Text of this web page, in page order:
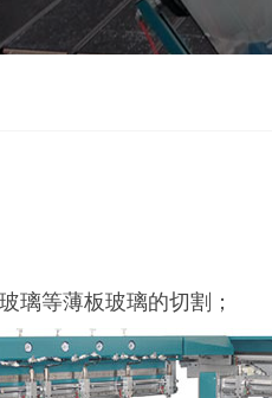
璃等薄板玻璃的切割；